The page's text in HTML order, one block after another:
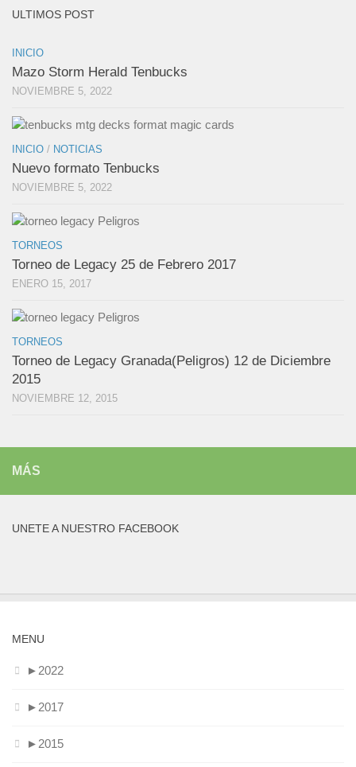
ULTIMOS POST
INICIO
Mazo Storm Herald Tenbucks
NOVIEMBRE 5, 2022
INICIO / NOTICIAS
Nuevo formato Tenbucks
NOVIEMBRE 5, 2022
TORNEOS
Torneo de Legacy 25 de Febrero 2017
ENERO 15, 2017
TORNEOS
Torneo de Legacy Granada(Peligros) 12 de Diciembre
2015
NOVIEMBRE 12, 2015
MÁS
UNETE A NUESTRO FACEBOOK
MENU
► 2022
► 2017
► 2015